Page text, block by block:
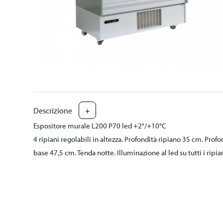
Descrizione +
Espositore murale L200 P70 led +2°/+10°C
4 ripiani regolabili in altezza. Profondità ripiano 35 cm.
base 47,5 cm. Tenda notte. Illuminazione al led su tutti i